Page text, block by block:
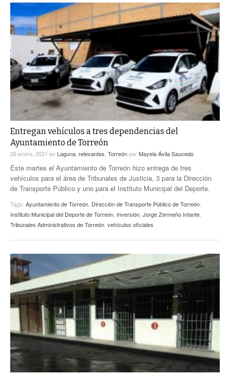
Entregan vehículos a tres dependencias del
Ayuntamiento de Torreón
26 enero, 2021 en Laguna relevantes TorreónporMayela Ávila Saucedo
Este martes el Ayuntamiento de Torreón hizo entrega de tres
vehículos para el área de Tribunales de Justicia, 3 para la Dirección
de Transporte Público y uno para el Instituto Municipal del Deporte.
Tags: Ayuntamiento de Torreón Dirección de Transporte Público de Torreón
Instituto Municipal del Deporte de Torreón Inversión Jorge Zermeño Infante
Tribunales Administrativos de Torreón vehículos oficiales